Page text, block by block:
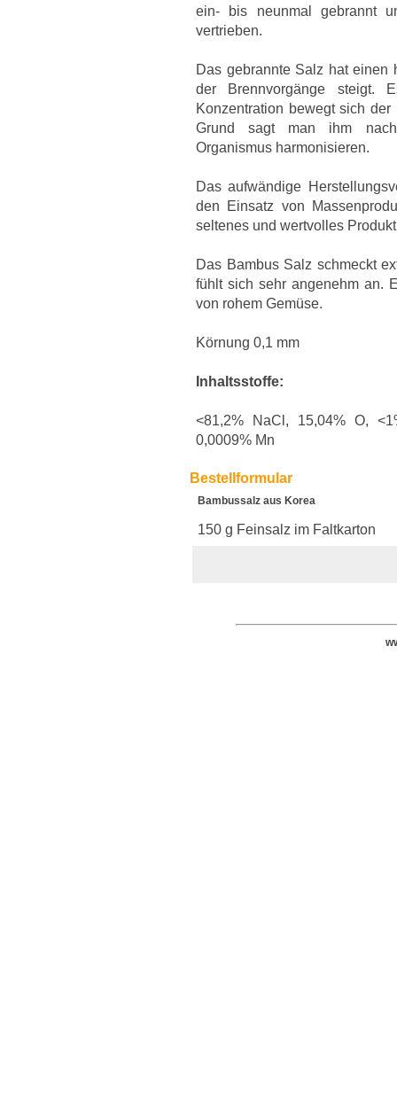
ein- bis neunmal gebrannt
vertrieben.
Das gebrannte Salz hat einen
der Brennvorgänge steigt.
Konzentration bewegt sich
Grund sagt man ihm
Organismus harmonisieren.
Das aufwändige
den Einsatz von
seltenes und wertvolles
Das Bambus Salz schmeckt
fühlt sich sehr angenehm an.
von rohem Gemüse.
Körnung 0,1 mm
Inhaltsstoffe:
<81,2% NaCl, 15,04% O,
0,0009% Mn
Bestellformular
Bambussalz aus Korea
150 g Feinsalz im Faltkarton